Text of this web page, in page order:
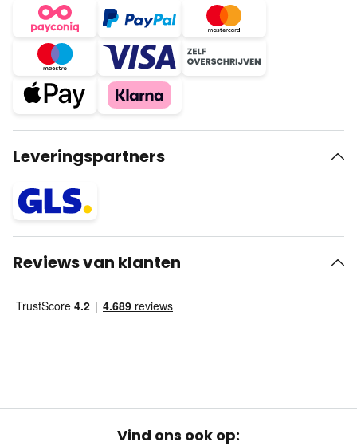
Leveringspartners
Reviews van klanten
Vind ons ook op: